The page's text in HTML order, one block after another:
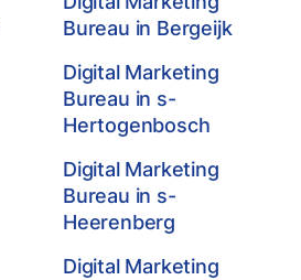
Bureau in Bergeijk
Digital Marketing
Bureau in s-
Hertogenbosch
Digital Marketing
Bureau in s-
Heerenberg
Digital Marketing